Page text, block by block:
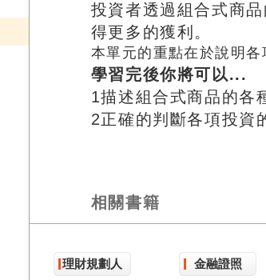
投資者透過組合式商
得更多的獲利。
本單元的重點在於說明各
學習完後你將可以...
1描述組合式商品的各
2正確的判斷各項投資
相關書籍
理財規劃人
金融證照